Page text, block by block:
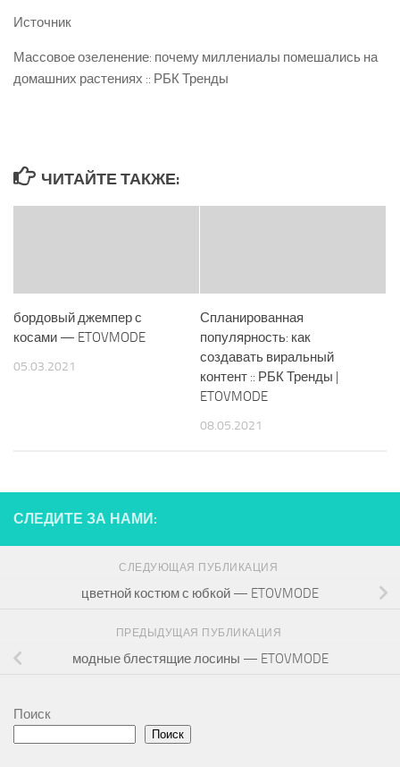
Источник
Массовое озеленение: почему миллениалы помешались на
домашних растениях :: РБК Тренды
ЧИТАЙТЕ ТАКЖЕ:
бордовый джемпер с
косами — ETOVMODE
05.03.2021
Спланированная
популярность: как
создавать виральный
контент :: РБК Тренды |
ETOVMODE
08.05.2021
СЛЕДИТЕ ЗА НАМИ:
СЛЕДУЮЩАЯ ПУБЛИКАЦИЯ
цветной костюм с юбкой — ETOVMODE
ПРЕДЫДУЩАЯ ПУБЛИКАЦИЯ
модные блестящие лосины — ETOVMODE
Поиск
Поиск